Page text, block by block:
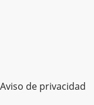
Aviso de privacidad